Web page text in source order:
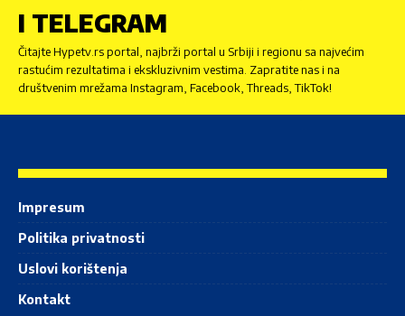
I TELEGRAM
Čitajte Hypetv.rs portal, najbrži portal u Srbiji i regionu sa najvećim
rastućim rezultatima i ekskluzivnim vestima. Zapratite nas i na
društvenim mrežama Instagram, Facebook, Threads, TikTok!
Impresum
Politika privatnosti
Uslovi korištenja
Kontakt